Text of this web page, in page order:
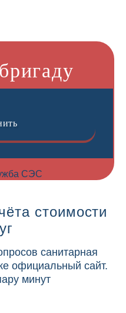
стоимости
санитарная
официальный сайт.
минут